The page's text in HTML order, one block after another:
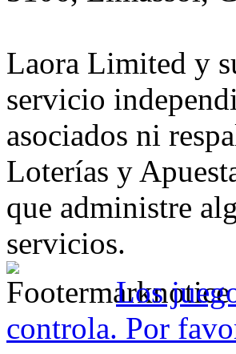
Laora Limited y
servicio
asociados ni
Loterías y
que administre
servicios.
Los
controla. Por